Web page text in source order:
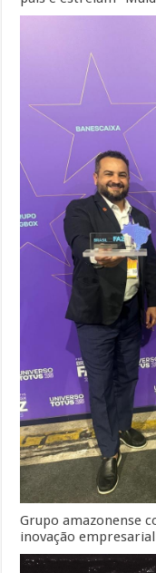
Grupo amazonense
inovação